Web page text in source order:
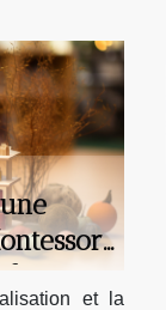
et la